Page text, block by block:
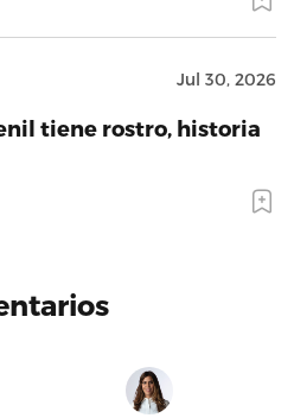
Jul 30, 2026
tiene rostro, historia